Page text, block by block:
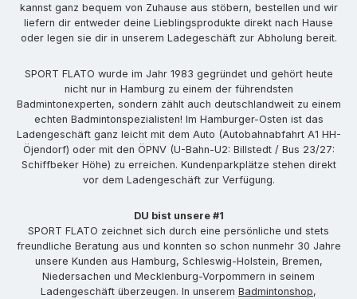
kannst ganz bequem von Zuhause aus stöbern, bestellen und wir
liefern dir entweder deine Lieblingsprodukte direkt nach Hause
oder legen sie dir in unserem Ladegeschäft zur Abholung bereit.
SPORT FLATO wurde im Jahr 1983 gegründet und gehört heute
nicht nur in Hamburg zu einem der führendsten
Badmintonexperten, sondern zählt auch deutschlandweit zu einem
echten Badmintonspezialisten! Im Hamburger-Osten ist das
Ladengeschäft ganz leicht mit dem Auto (Autobahnabfahrt A1 HH-
Öjendorf) oder mit den ÖPNV (U-Bahn-U2: Billstedt / Bus 23/27:
Schiffbeker Höhe) zu erreichen. Kundenparkplätze stehen direkt
vor dem Ladengeschäft zur Verfügung.
DU bist unsere #1
SPORT FLATO zeichnet sich durch eine persönliche und stets
freundliche Beratung aus und konnten so schon nunmehr 30 Jahre
unsere Kunden aus Hamburg, Schleswig-Holstein, Bremen,
Niedersachen und Mecklenburg-Vorpommern in seinem
Ladengeschäft überzeugen. In unserem Badmintonshop,